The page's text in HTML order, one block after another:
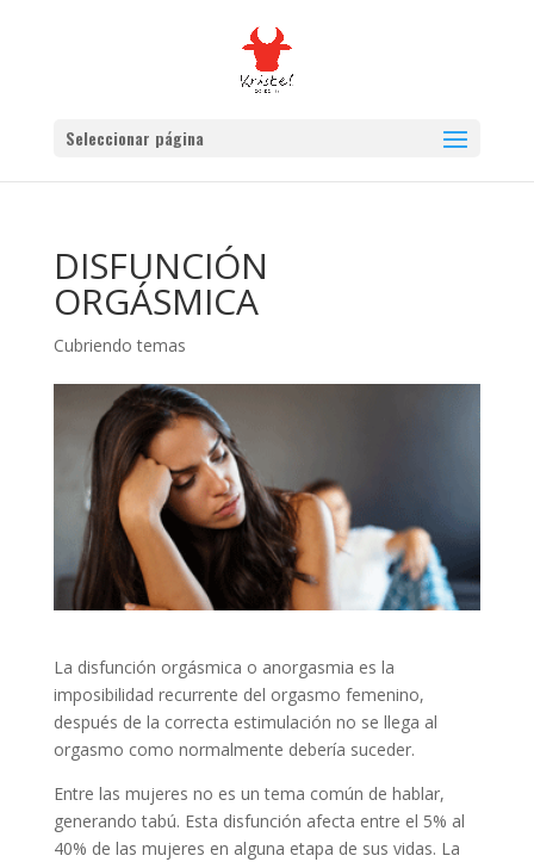
Seleccionar página
DISFUNCIÓN
ORGÁSMICA
Cubriendo temas
La disfunción orgásmica o anorgasmia es la
imposibilidad recurrente del orgasmo femenino,
después de la correcta estimulación no se llega al
orgasmo como normalmente debería suceder.
Entre las mujeres no es un tema común de hablar,
generando tabú. Esta disfunción afecta entre el 5% al
40% de las mujeres en alguna etapa de sus vidas. La